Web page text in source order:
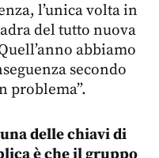
l’unica volta in
del tutto nuova
abbiamo
secondo
problema”.
delle chiavi di